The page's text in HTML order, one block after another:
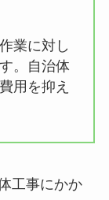
業に対し
。自治体
用を抑え
工事にかか